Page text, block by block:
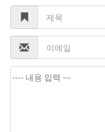
생
지
원